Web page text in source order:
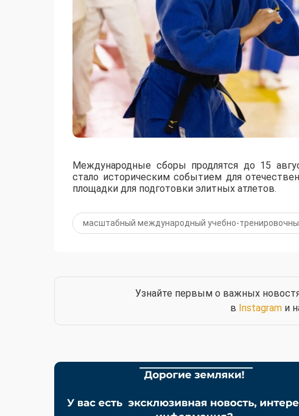
Международные сборы продлятся до 15
стало историческим событием для
площадки для подготовки элитных атлетов.
масштабный международный учебно-
Узнайте первым о важных
в Instagramи